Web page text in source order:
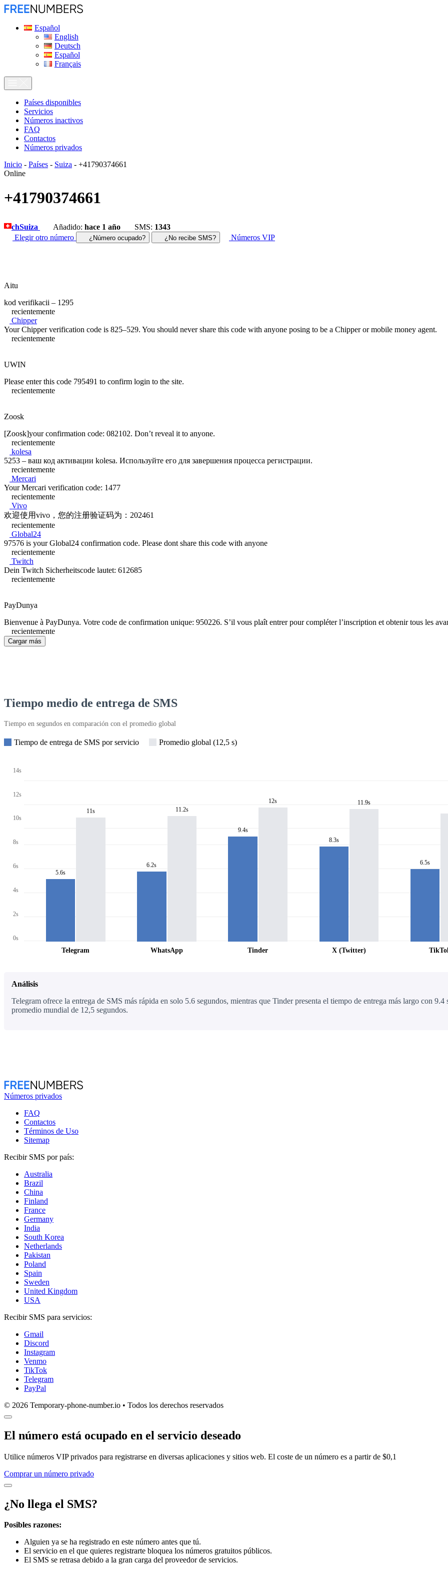
Español
English
Deutsch
Español
Français
Países disponibles
Servicios
Números inactivos
FAQ
Contactos
Números privados
Inicio - Países - Suiza - +41790374661
Online
+41790374661
chSuiza Añadido: hace 1 año SMS: 1343
Elegir otro número
¿Número ocupado? ¿No recibe SMS? Números VIP
Aitu
kod verifikacii – 1295
recientemente
Chipper
Your Chipper verification code is 825–529. You should never share this code with anyone posing to be a Chipper or mobile money agent.
recientemente
UWIN
Please enter this code 795491 to confirm login to the site.
recientemente
Zoosk
[Zoosk]your confirmation code: 082102. Don’t reveal it to anyone.
recientemente
kolesa
5253 – ваш код активации kolesa. Используйте его для завершения процесса регистрации.
recientemente
Mercari
Your Mercari verification code: 1477
recientemente
Vivo
欢迎使用vivo，您的注册验证码为：202461
recientemente
Global24
97576 is your Global24 confirmation code. Please dont share this code with anyone
recientemente
Twitch
Dein Twitch Sicherheitscode lautet: 612685
recientemente
PayDunya
Bienvenue à PayDunya. Votre code de confirmation unique: 950226. S’il vous plaît entrer pour compléter l’inscription et obtenir tous les
recientemente
Cargar más
Tiempo medio de entrega de SMS
Tiempo en segundos en comparación con el promedio global
Tiempo de entrega de SMS por servicio Promedio global (12,5 s)
14s
12s
10s
8s
6s
4s
2s
0s
5.6s
11s
Telegram
6.2s
11.2s
WhatsApp
9.4s
12s
Tinder
8.3s
11.9s
X (Twitter)
6.5s
Análisis
Telegram ofrece la entrega de SMS más rápida en solo 5.6 segundos, mientras que Tinder presenta el tiempo de entrega más largo con
promedio mundial de 12,5 segundos.
Números privados
FAQ
Contactos
Términos de Uso
Sitemap
Recibir SMS por país:
Australia
Brazil
China
Finland
France
Germany
India
South Korea
Netherlands
Pakistan
Poland
Spain
Sweden
United Kingdom
USA
Recibir SMS para servicios:
Gmail
Discord
Instagram
Venmo
TikTok
Telegram
PayPal
© 2026 Temporary-phone-number.io • Todos los derechos reservados
El número está ocupado en el servicio deseado
Utilice números VIP privados para registrarse en diversas aplicaciones y sitios web. El coste de un número es a partir de $0,1
Comprar un número privado
¿No llega el SMS?
Posibles razones:
Alguien ya se ha registrado en este número antes que tú.
El servicio en el que quieres registrarte bloquea los números gratuitos públicos.
El SMS se retrasa debido a la gran carga del proveedor de servicios.